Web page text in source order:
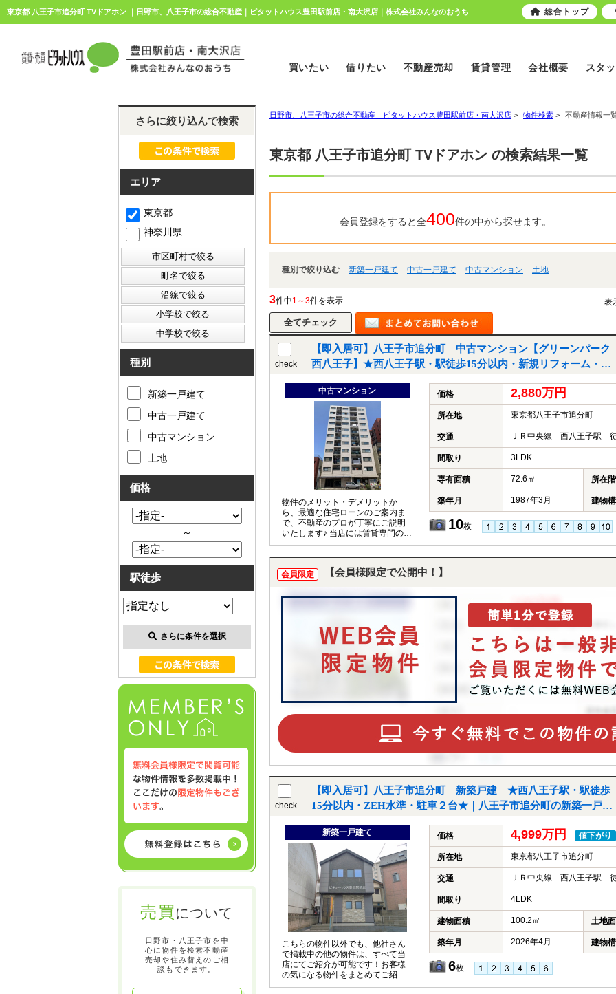
東京都 八王子市追分町 TVドアホン ｜日野市、八王子市の総合不動産｜ピタットハウス豊田駅前店・南大沢店｜株式会社みんなのおうち
買いたい 借りたい 不動産売却 賃貸管理 会社概要 スタ
日野市、八王子市の総合不動産｜ピタットハウス豊田駅前店・南大沢店 > 物件検索 > 不動産情報一
東京都 八王子市追分町 TVドアホン の検索結果一覧
会員登録をすると全400件の中から探せます。
種別で絞り込む 新築一戸建て 中古一戸建て 中古マンション 土地
3件中1～3件を表示 表
check
【即入居可】八王子市追分町 中古マンション【グリーンパーク
西八王子】★西八王子駅・駅徒歩15分以内・新規リフォーム・ペ
中古マンション
物件のメリット・デメリットか
ら、最適な住宅ローンのご案内ま
で、不動産のプロが丁寧にご説明
いたします♪ 当店には賃貸専門のス
タッフもおりますので、賃貸との
価格 2,880万円
所在地 東京都八王子市追分町
交通 ＪＲ中央線 西八王子駅
間取り 3LDK
専有面積 72.6㎡ 所在階
築年月 1987年3月 建物
10枚
会員限定 【会員様限定で公開中！】
check
【即入居可】八王子市追分町 新築戸建 ★西八王子駅・駅徒歩
15分以内・ZEH水準・駐車２台★｜八王子市追分町の新築一戸建
新築一戸建て
こちらの物件以外でも、他社さん
で掲載中の他の物件は、すべて当
店にてご紹介が可能です！お客様
の気になる物件をまとめてご紹介
させていただきますので、『〇〇
価格 4,999万円 値下がり
所在地 東京都八王子市追分町
交通 ＪＲ中央線 西八王子駅
間取り 4LDK
建物面積 100.2㎡ 土地
築年月 2026年4月 建物
6枚
さらに絞り込んで検索
エリア
東京都
神奈川県
種別
新築一戸建て
中古一戸建て
中古マンション
土地
価格
～
駅徒歩
さらに条件を選択
売買について
日野市・八王子市を中
心に物件を検索不動産
売却や住み替えのご相
談もできます。
総合トップ